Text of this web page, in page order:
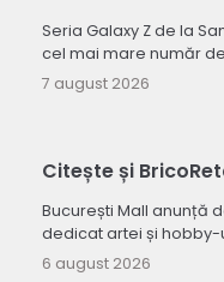
Seria Galaxy Z de la
cel mai mare număr
7 august 2026
Citește și
București Mall anunță
dedicat artei și
6 august 2026